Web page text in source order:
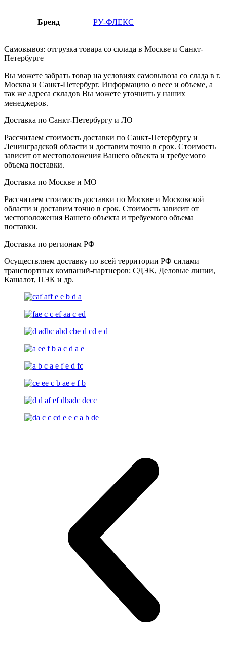
Бренд РУ-ФЛЕКС
Самовывоз: отгрузка товара со склада в Москве и Санкт-
Петербурге
Вы можете забрать товар на условиях самовывоза со слада в г.
Москва и Санкт-Петербург. Информацию о весе и объеме, а
так же адреса складов Вы можете уточнить у наших
менеджеров.
Доставка по Санкт-Петербургу и ЛО
Рассчитаем стоимость доставки по Санкт-Петербургу и
Ленинградской области и доставим точно в срок. Стоимость
зависит от местоположения Вашего объекта и требуемого
объема поставки.
Доставка по Москве и МО
Рассчитаем стоимость доставки по Москве и Московской
области и доставим точно в срок. Стоимость зависит от
местоположения Вашего объекта и требуемого объема
поставки.
Доставка по регионам РФ
Осуществляем доставку по всей территории РФ силами
транспортных компаний-партнеров: СДЭК, Деловые линии,
Кашалот, ПЭК и др.